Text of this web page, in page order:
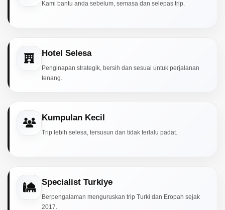
Kami bantu anda sebelum, semasa dan selepas trip.
Hotel Selesa
Penginapan strategik, bersih dan sesuai untuk perjalanan
tenang.
Kumpulan Kecil
Trip lebih selesa, tersusun dan tidak terlalu padat.
Specialist Turkiye
Berpengalaman menguruskan trip Turki dan Eropah sejak
2017.